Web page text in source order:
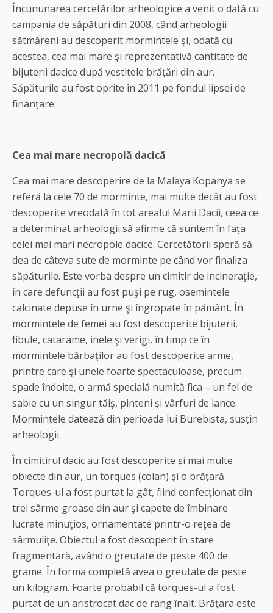
Încununarea cercetărilor arheologice a venit o dată cu
campania de săpături din 2008, când arheologii
sătmăreni au descoperit mormintele şi, odată cu
acestea, cea mai mare şi reprezentativă cantitate de
bijuterii dacice după vestitele brăţări din aur.
Săpăturile au fost oprite în 2011 pe fondul lipsei de
finanțare.
Cea mai mare necropolă dacică
Cea mai mare descoperire de la Malaya Kopanya se
referă la cele 70 de morminte, mai multe decât au fost
descoperite vreodată în tot arealul Marii Dacii, ceea ce
a determinat arheologii să afirme că suntem în fața
celei mai mari necropole dacice. Cercetătorii speră să
dea de câteva sute de morminte pe când vor finaliza
săpăturile. Este vorba despre un cimitir de incineraţie,
în care defuncţii au fost puşi pe rug, osemintele
calcinate depuse în urne şi îngropate în pământ. În
mormintele de femei au fost descoperite bijuterii,
fibule, catarame, inele şi verigi, în timp ce în
mormintele bărbaţilor au fost descoperite arme,
printre care şi unele foarte spectaculoase, precum
spade îndoite, o armă specială numită fica – un fel de
sabie cu un singur tăiş, pinteni și vârfuri de lance.
Mormintele datează din perioada lui Burebista, susțin
arheologii.
În cimitirul dacic au fost descoperite și mai multe
obiecte din aur, un torques (colan) şi o brăţară.
Torques-ul a fost purtat la gât, fiind confecţionat din
trei sârme groase din aur şi capete de îmbinare
lucrate minuţios, ornamentate printr-o reţea de
sârmuliţe. Obiectul a fost descoperit în stare
fragmentară, având o greutate de peste 400 de
grame. În forma completă avea o greutate de peste
un kilogram. Foarte probabil că torques-ul a fost
purtat de un aristrocat dac de rang înalt. Brăţara este